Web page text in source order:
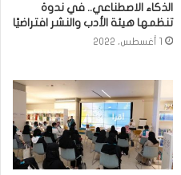
الذكاء الاصطناعي.. في ندوة
تنظمها هيئة الأدب والنشر افتراضيًا
1 أغسطس، 2022